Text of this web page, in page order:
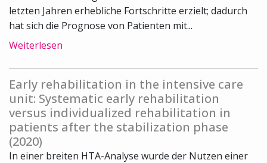
letzten Jahren erhebliche Fortschritte erzielt; dadurch
hat sich die Prognose von Patienten mit...
Weiterlesen
Early rehabilitation in the intensive care
unit: Systematic early rehabilitation
versus individualized rehabilitation in
patients after the stabilization phase
(2020)
In einer breiten HTA-Analyse wurde der Nutzen einer